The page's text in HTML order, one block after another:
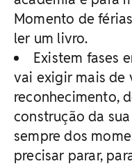
Momento de
ler um livro.
Existem fases
vai exigir mais de
reconhecimento,
construção da
sempre dos
precisar parar,